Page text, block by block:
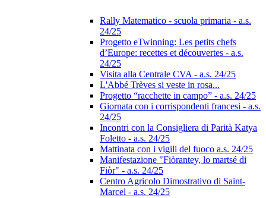
Rally Matematico - scuola primaria - a.s.
24/25
Progetto eTwinning: Les petits chefs
d’Europe: recettes et découvertes - a.s.
24/25
Visita alla Centrale CVA - a.s. 24/25
L'Abbé Trèves si veste in rosa...
Progetto “racchette in campo” - a.s. 24/25
Giornata con i corrispondenti francesi - a.s.
24/25
Incontri con la Consigliera di Parità Katya
Foletto - a.s. 24/25
Mattinata con i vigili del fuoco a.s. 24/25
Manifestazione "Fiòrantey, lo martsé di
Fiòr" - a.s. 24/25
Centro Agricolo Dimostrativo di Saint-
Marcel - a.s. 24/25